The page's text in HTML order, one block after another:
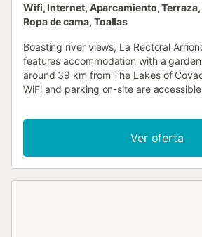
Wifi, Internet, Aparcamiento,
Ropa de cama, Toallas
Boasting river views, La Rectoral
features accommodation with a
around 39 km from The Lakes of
WiFi and parking on-site are
Ver oferta